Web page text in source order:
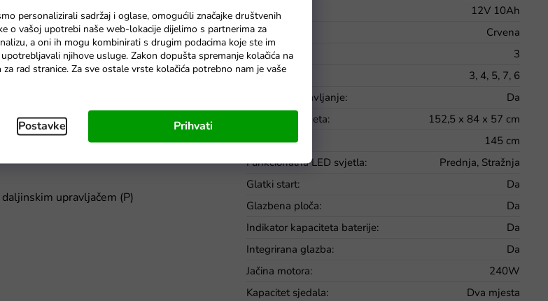
personalizirali sadržaj i oglase, omogućili značajke društvenih
o vašoj upotrebi naše web-lokacije dijelimo s partnerima za
a oni ih mogu kombinirati s drugim podacima koje ste im
njihove usluge. Zakon dopušta spremanje kolačića na
rad stranice. Za sve ostale vrste kolačića potrebno nam je vaše
Postavke Prihvati
upravljačem (P)
Baterije
12V 10Ah
Boja
Crvena
Broj brzina
3
Brzina:
3, 4, 5, 7, 6
Daljinsko upravljanje:
Da
Dimenzije paketa:
152,5 x 84 x 57 cm
Dužina:
145 cm
Funkcionalna LED svjetla:
Prednja, Stražnja
Glatki start:
Da
Glazbena ploča:
Da
Indikator kapaciteta baterije:
Da
Integrirana glazba:
Da
Jačina motora:
240W
Kapacitet sjedala:
Dva mjesta